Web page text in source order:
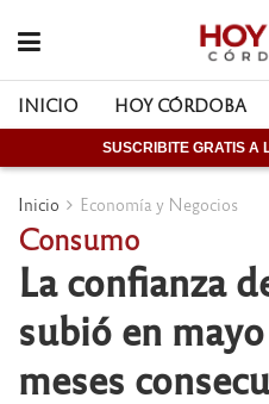
INICIO HOY CÓRDOBA
SUSCRIBITE GRATIS A
Inicio Economía y Negocios
Consumo
La confianza
subió en
meses